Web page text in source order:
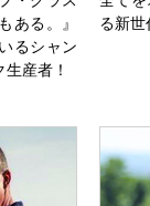
ある。』
るシャン
産者！
る新世